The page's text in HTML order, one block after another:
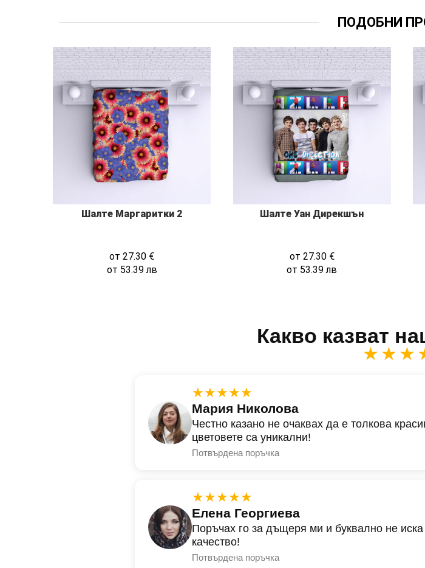
ПОДОБНИ
Шалте Маргаритки 2
от27.30 €
от 53.39лв
Шалте Уан Дирекшън
от 27.30 €
от 53.39лв
Какво казват
★★★★★
Мария Николова
Честно казано не очаквах да е толкова
цветовете са уникални!
Потвърдена поръчка
★★★★★
Елена Георгиева
Поръчах го за дъщеря ми и буквално не
качество!
Потвърдена поръчка